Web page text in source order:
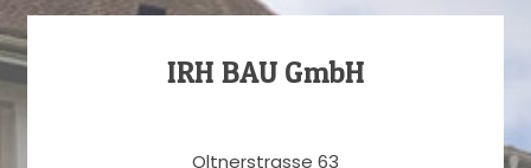
IRH BAU GmbH
Oltnerstrasse 63